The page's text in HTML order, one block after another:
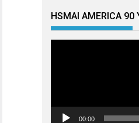
HSMAI AMERICA 90
00:00